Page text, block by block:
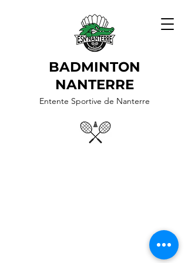
BADMINTON
NANTERRE
Entente Sportive de Nanterre